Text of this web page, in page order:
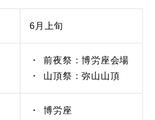
6月上旬
前夜祭：博労座会場
山頂祭：弥山山頂
博労座